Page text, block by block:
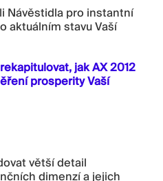
Návěstidla pro instantní
aktuálním stavu Vaší
jak AX 2012
prosperity Vaší
větší detail
dimenzí a jejich